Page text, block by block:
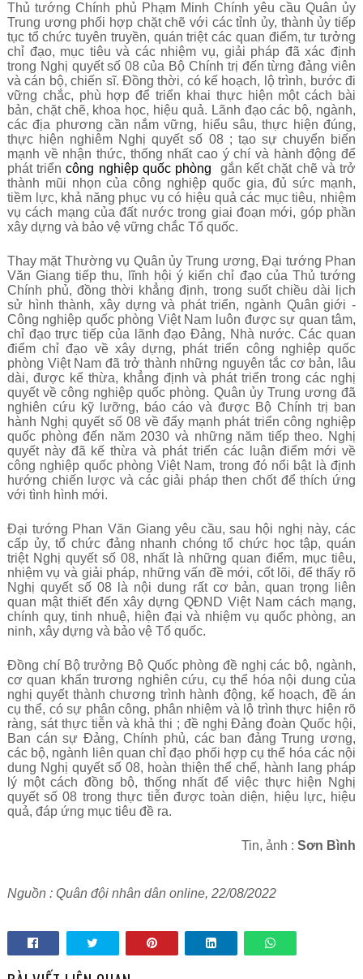
Thủ tướng Chính phủ Phạm Minh Chính yêu cầu Quân ủy
Trung ương phối hợp chặt chẽ với các tỉnh ủy, thành ủy tiếp
tục tổ chức tuyên truyền, quán triệt các quan điểm, tư tưởng
chỉ đạo, mục tiêu và các nhiệm vụ, giải pháp đã xác định
trong Nghị quyết số 08 của Bộ Chính trị đến từng đảng viên
và cán bộ, chiến sĩ. Đồng thời, có kế hoạch, lộ trình, bước đi
vững chắc, phù hợp để triển khai thực hiện một cách bài
bản, chặt chẽ, khoa học, hiệu quả. Lãnh đạo các bộ, ngành,
các địa phương cần nắm vững, hiểu sâu, thực hiện đúng,
thực hiện nghiêm Nghị quyết số 08 ; tạo sự chuyển biến
mạnh về nhận thức, thống nhất cao ý chí và hành động để
phát triểncông nghiệp quốc phòng
gắn kết chặt chẽ và trở
thành mũi nhọn của công nghiệp quốc gia, đủ sức mạnh,
tiềm lực, khả năng phục vụ có hiệu quả các mục tiêu, nhiệm
vụ cách mạng của đất nước trong giai đoạn mới, góp phần
xây dựng và bảo vệ vững chắc Tổ quốc.
Thay mặt Thường vụ Quân ủy Trung ương, Đại tướng Phan
Văn Giang tiếp thu, lĩnh hội ý kiến chỉ đạo của Thủ tướng
Chính phủ, đồng thời khẳng định, trong suốt chiều dài lịch
sử hình thành, xây dựng và phát triển, ngành Quân giới -
Công nghiệp quốc phòng Việt Nam luôn được sự quan tâm,
chỉ đạo trực tiếp của lãnh đạo Đảng, Nhà nước. Các quan
điểm chỉ đạo về xây dựng, phát triển công nghiệp quốc
phòng Việt Nam đã trở thành những nguyên tắc cơ bản, lâu
dài, được kế thừa, khẳng định và phát triển trong các nghị
quyết về công nghiệp quốc phòng. Quân ủy Trung ương đã
nghiên cứu kỹ lưỡng, báo cáo và được Bộ Chính trị ban
hành Nghị quyết số 08 về đẩy mạnh phát triển công nghiệp
quốc phòng đến năm 2030 và những năm tiếp theo. Nghị
quyết này đã kế thừa và phát triển các luận điểm mới về
công nghiệp quốc phòng Việt Nam, trong đó nổi bật là định
hướng chiến lược và các giải pháp then chốt để thích ứng
với tình hình mới.
Đại tướng Phan Văn Giang yêu cầu, sau hội nghị này, các
cấp ủy, tổ chức đảng nhanh chóng tổ chức học tập, quán
triệt Nghị quyết số 08, nhất là những quan điểm, mục tiêu,
nhiệm vụ và giải pháp, những vấn đề mới, cốt lõi, để thấy rõ
Nghị quyết số 08 là nội dung rất cơ bản, quan trọng liên
quan mật thiết đến xây dựng QĐND Việt Nam cách mạng,
chính quy, tinh nhuệ, hiện đại và nhiệm vụ quốc phòng, an
ninh, xây dựng và bảo vệ Tổ quốc.
Đồng chí Bộ trưởng Bộ Quốc phòng đề nghị các bộ, ngành,
cơ quan khẩn trương nghiên cứu, cụ thể hóa nội dung của
nghị quyết thành chương trình hành động, kế hoạch, đề án
cụ thể, có sự phân công, phân nhiệm và lộ trình thực hiện rõ
ràng, sát thực tiễn và khả thi ; đề nghị Đảng đoàn Quốc hội,
Ban cán sự Đảng, Chính phủ, các ban đảng Trung ương,
các bộ, ngành liên quan chỉ đạo phối hợp cụ thể hóa các nội
dung Nghị quyết số 08, hoàn thiện thể chế, hành lang pháp
lý một cách đồng bộ, thống nhất để việc thực hiện Nghị
quyết số 08 trong thực tiễn được toàn diện, hiệu lực, hiệu
quả, đáp ứng mục tiêu đề ra.
Tin, ảnh :Sơn Bình
Nguồn : Quân đội nhân dân online, 22/08/2022